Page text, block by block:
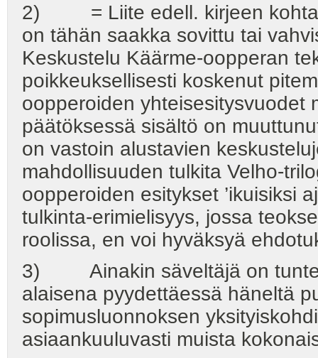
2) = Liite edell. kirjeen
on tähän saakka sovittu tai
Keskustelu Käärme-oopperan
poikkeuksellisesti koskenut
oopperoiden yhteisesitysvuodet
päätöksessä sisältö on
on vastoin alustavien
mahdollisuuden tulkita Velho-
oopperoiden esitykset ’ikuisiksi
tulkinta-erimielisyys, jossa
roolissa, en voi hyväksyä
3) Ainakin säveltäjä on
alaisena pyydettäessä häneltä
sopimusluonnoksen
asiaankuuluvasti muista